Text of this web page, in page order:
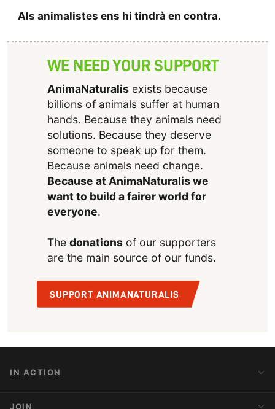
Als animalistes ens hi tindrà en contra.
WE NEED YOUR SUPPORT
AnimaNaturalisexists because
billions of animals suffer at human
hands. Because they animals need
solutions. Because they deserve
someone to speak up for them.
Because animals need change.
Because at AnimaNaturalis we
want to build a fairer world for
everyone.
The donationsof our supporters
are the main source of our funds.
SUPPORT ANIMANATURALIS
IN ACTION
Action Alerts
JOIN